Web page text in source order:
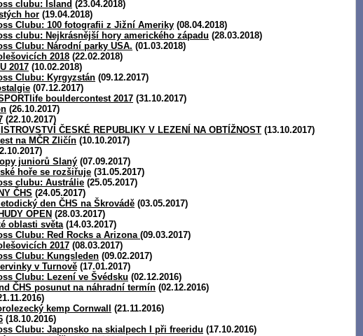
clubu: Island (23.04.2018)
hor (19.04.2018)
Clubu: 100 fotografii z Jižní Ameriky (08.04.2018)
clubu: Nejkrásnější hory amerického západu (28.03.2018)
Clubu: Národní parky USA. (01.03.2018)
2018 (22.02.2018)
2017 (10.02.2018)
Clubu: Kyrgyzstán (09.12.2017)
(07.12.2017)
bouldercontest 2017 (31.10.2017)
(26.10.2017)
(22.10.2017)
ČESKÉ REPUBLIKY V LEZENÍ NA OBTÍŽNOST (13.10.2017)
na MČR Zličín (10.10.2017)
juniorů Slaný (07.09.2017)
hoře se rozšiřuje (31.05.2017)
clubu: Austrálie (25.05.2017)
ČHS (24.05.2017)
den ČHS na Škrovádě (03.05.2017)
OPEN (28.03.2017)
oblasti světa(14.03.2017)
Clubu: Red Rocks a Arizona (09.03.2017)
2017 (08.03.2017)
Clubu: Kungsleden (09.02.2017)
v Turnově (17.01.2017)
Clubu: Lezení ve Švédsku (02.12.2016)
ČHS posunut na náhradní termín (02.12.2016)
kemp Cornwall
(21.11.2016)
(18.10.2016)
Clubu: Japonsko na skialpech I při freeridu (17.10.2016)